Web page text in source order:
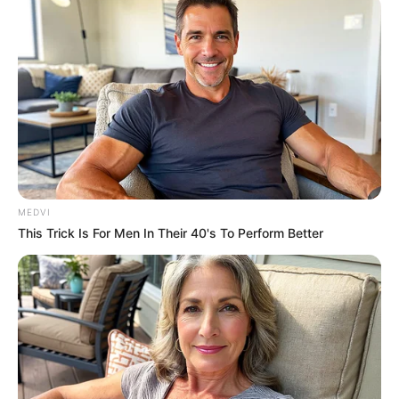
Agentes Comunitários e de Endemias de
Corumbá.
—Foto ilustrativa/Divulgação
MS - Corumbá: Agentes Comunitários e de Endemias cobram
pagamento de Incentivo Adicional. Veja!
PublicadonoJASB em24.dezembro.2024 Atualizadoem25
deze
mbro.2024.
Grupos no WhatsApp |Na manhã de 18 de dezembro, Agentes
Comunitários de Saúde e Agentes de Combate às Endemias de
manifestação.
-2p
Protesto em defesa do Incentivo Financeiro
Conforme verificação do editorial do JASB, o objetivo principal da
manifestação era reivindicar o pagamento do IFA - Incentivo
Financeiro Adicional, benefício esperado pela categoria.
MEDVI
This Trick Is For Men In Their 40's To Perform Better